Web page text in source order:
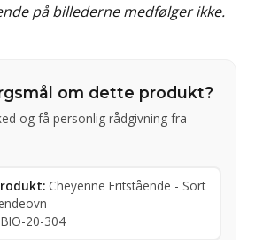
på billederne medfølger ikke.
om dette produkt?
og få personlig rådgivning fra
Cheyenne Fritstående - Sort
BIO-20-304